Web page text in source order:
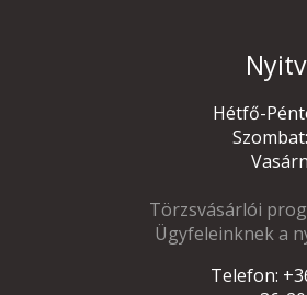
Hétfő-
Törzsvásárlói
Ügyfeleinknek a
Telefon: